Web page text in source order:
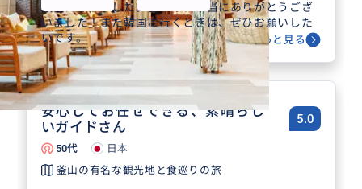
旅行になりました。暑い中、本当にありがとうござ
いました！また韓国に行くときは、ぜひお願いした
いです。
に利用 もっと見る
安心してお任せできる、素晴らし
いガイドさん
5.0
50代
日本
釜山の有名な観光地と食巡りの旅